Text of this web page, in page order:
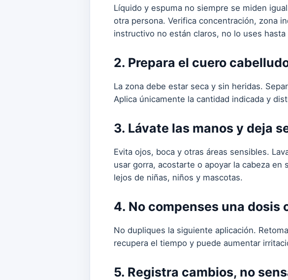
Líquido y espuma no siempre se miden
otra persona. Verifica concentración, zona
instructivo no están claros, no lo uses hasta
2. Prepara el cuero
La zona debe estar seca y sin heridas.
Aplica únicamente la cantidad indicada y
3. Lávate las manos y deja
Evita ojos, boca y otras áreas sensibles.
usar gorra, acostarte o apoyar la cabeza
lejos de niñas, niños y mascotas.
4. No compenses una dosis
No dupliques la siguiente aplicación.
recupera el tiempo y puede aumentar
5. Registra cambios, no